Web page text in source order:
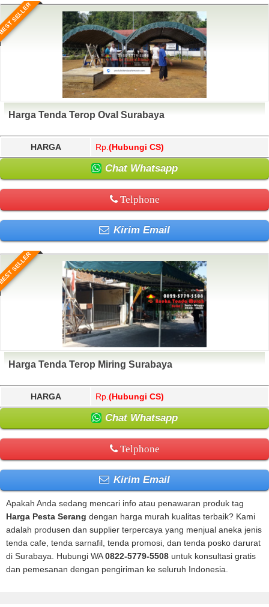
SELLER
Harga Tenda Terop Oval Surabaya
HARGA Rp. (Hubungi CS)
Chat Whatsapp
Telphone
Kirim Email
SELLER
Harga Tenda Terop Miring Surabaya
HARGA Rp. (Hubungi CS)
Chat Whatsapp
Telphone
Kirim Email
Apakah Anda sedang mencari info atau penawaran produk tag
Harga Pesta Serang dengan harga murah kualitas terbaik? Kami
adalah produsen dan supplier terpercaya yang menjual aneka jenis
tenda cafe, tenda sarnafil, tenda promosi, dan tenda posko darurat
di Surabaya. Hubungi WA0822-5779-5508 untuk konsultasi gratis
dan pemesanan dengan pengiriman ke seluruh Indonesia.